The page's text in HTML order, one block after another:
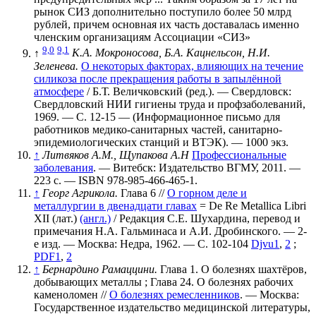
рынок СИЗ дополнительно поступило более 50 млрд
рублей, причем основная их часть доставалась именно
членским организациям Ассоциации «СИЗ»
↑ 9,0 9,1 К.А. Мокроносова, Б.А. Кацнельсон, Н.И.
Зеленева. О некоторых факторах, влияющих на течение
силикоза после прекращения работы в запылённой
атмосфере / Б.Т. Величковский (ред.). — Свердловск:
Свердловский НИИ гигиены труда и профзаболеваний,
1969. — С. 12-15 — (Информационное письмо для
работников медико-санитарных частей, санитарно-
эпидемиологических станций и ВТЭК). — 1000 экз.
↑ Литвяков А.М., Щупакова A.H Профессиональные
заболевания. — Витебск: Издательство ВГМУ, 2011. —
223 с. — ISBN 978-985-466-465-1.
↑ Георг Агрикола. Глава 6 //О горном деле и
металлургии в двенадцати главах = De Re Metallica Libri
XII (лат.) (англ.) / Редакция С.Е. Шухардина, перевод и
примечания Н.А. Гальминаса и А.И. Дробинского. — 2-
е изд. — Москва: Недра, 1962. — С. 102-104 Djvu1 , 2 ;
PDF1 , 2
↑ Бернардино Рамаццини. Глава 1. О болезнях шахтёров,
добывающих металлы ; Глава 24. О болезнях рабочих
каменоломен //О болезнях ремесленников. — Москва:
Государственное издательство медицинской литературы,